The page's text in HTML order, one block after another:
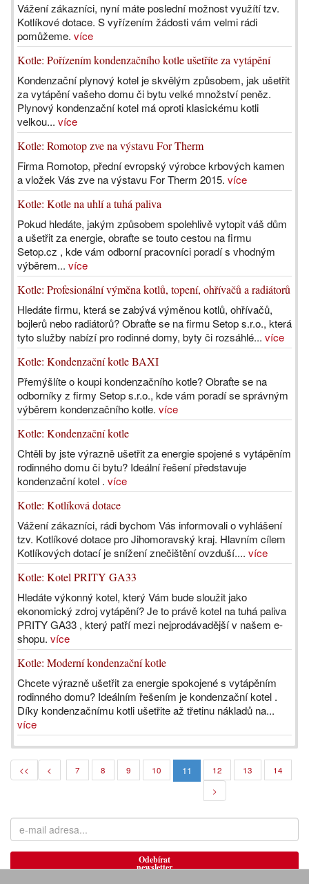
Vážení zákazníci, nyní máte poslední možnost využítí tzv.
Kotlíkové dotace. S vyřízením žádosti vám velmi rádi
pomůžeme. více
Kotle: Pořízením kondenzačního kotle ušetříte za vytápění
Kondenzační plynový kotel je skvělým způsobem, jak ušetřit
za vytápění vašeho domu či bytu velké množství peněz.
Plynový kondenzační kotel má oproti klasickému kotli
velkou... více
Kotle: Romotop zve na výstavu For Therm
Firma Romotop, přední evropský výrobce krbových kamen
a vložek Vás zve na výstavu For Therm 2015. více
Kotle: Kotle na uhlí a tuhá paliva
Pokud hledáte, jakým způsobem spolehlivě vytopit váš dům
a ušetřit za energie, obraťte se touto cestou na firmu
Setop.cz , kde vám odborní pracovníci poradí s vhodným
výběrem... více
Kotle: Profesionální výměna kotlů, topení, ohřívačů a radiátorů
Hledáte firmu, která se zabývá výměnou kotlů, ohřívačů,
bojlerů nebo radiátorů? Obraťte se na firmu Setop s.r.o., která
tyto služby nabízí pro rodinné domy, byty či rozsáhlé... více
Kotle: Kondenzační kotle BAXI
Přemýšlíte o koupi kondenzačního kotle? Obraťte se na
odborníky z firmy Setop s.r.o., kde vám poradí se správným
výběrem kondenzačního kotle. více
Kotle: Kondenzační kotle
Chtěli by jste výrazně ušetřit za energie spojené s vytápěním
rodinného domu či bytu? Ideální řešení představuje
kondenzační kotel . více
Kotle: Kotlíková dotace
Vážení zákazníci, rádi bychom Vás informovali o vyhlášení
tzv. Kotlíkové dotace pro Jihomoravský kraj. Hlavním cílem
Kotlíkových dotací je snížení znečištění ovzduší.... více
Kotle: Kotel PRITY GA33
Hledáte výkonný kotel, který Vám bude sloužit jako
ekonomický zdroj vytápění? Je to právě kotel na tuhá paliva
PRITY GA33 , který patří mezi nejprodávadější v našem e-
shopu. více
Kotle: Moderní kondenzační kotle
Chcete výrazně ušetřit za energie spokojené s vytápěním
rodinného domu? Ideálním řešením je kondenzační kotel .
Díky kondenzačnímu kotli ušetřite až třetinu nákladů na...
více
<< < 7 8 9 10 11 12 13
14
>
Odebírat
newsletter